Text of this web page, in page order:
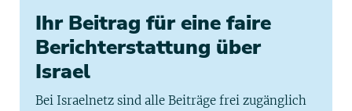
Ihr Beitrag für eine faire
Berichterstattung über
Israel
Bei Israelnetz sind alle Beiträge frei zugänglich